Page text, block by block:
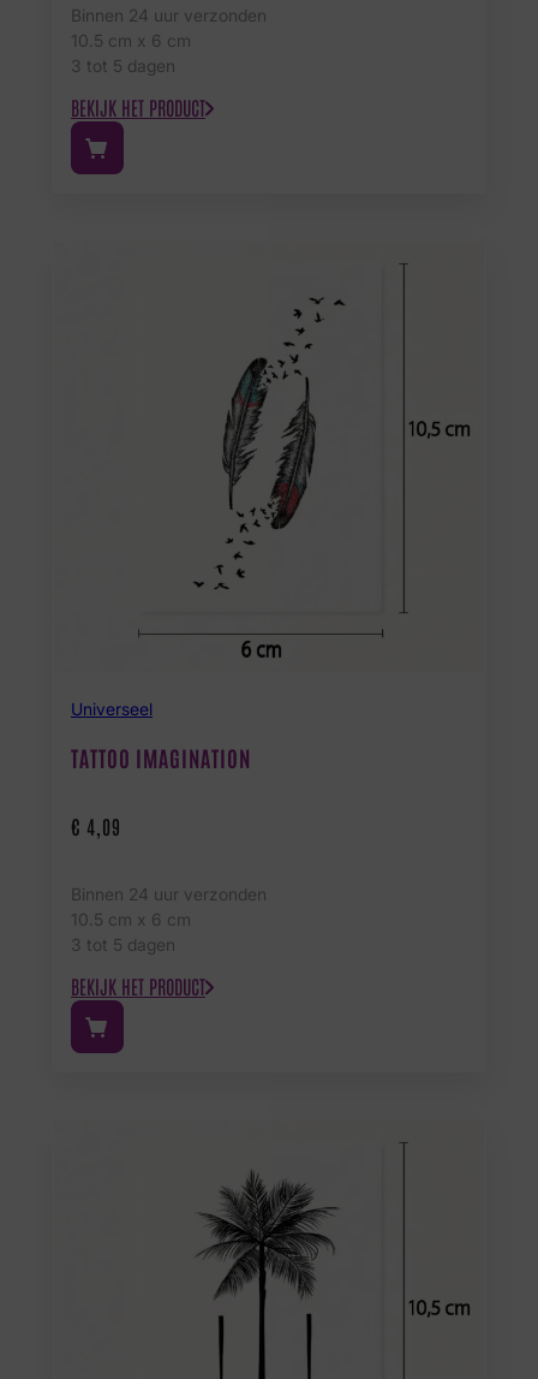
Binnen 24 uur verzonden
10.5 cm x 6 cm
3 tot 5 dagen
BEKIJK HET PRODUCT
Universeel
TATTOO IMAGINATION
€ 4,09
Binnen 24 uur verzonden
10.5 cm x 6 cm
3 tot 5 dagen
BEKIJK HET PRODUCT